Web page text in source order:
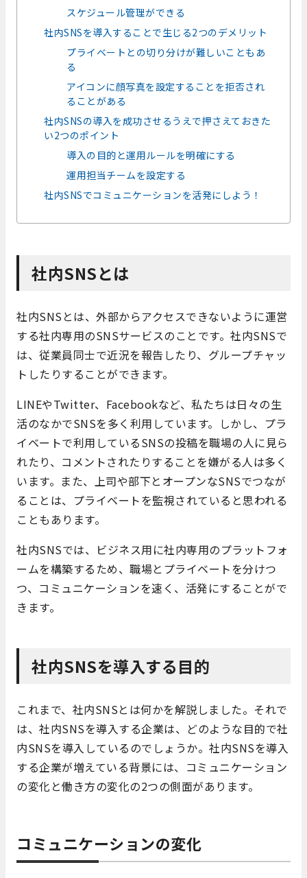
スケジュール管理ができる
社内SNSを導入することで生じる2つのデメリット
プライベートとの切り分けが難しいこともあ
る
アイコンに顔写真を設定することを拒否され
ることがある
社内SNSの導入を成功させるうえで押さえておきた
い2つのポイント
導入の目的と運用ルールを明確にする
運用担当チームを設定する
社内SNSでコミュニケーションを活発にしよう！
社内SNSとは
社内SNSとは、外部からアクセスできないように運営
する社内専用のSNSサービスのことです。社内SNSで
は、従業員同士で近況を報告したり、グループチャッ
トしたりすることができます。
LINEやTwitter、Facebookなど、私たちは日々の生
活のなかでSNSを多く利用しています。しかし、プラ
イベートで利用しているSNSの投稿を職場の人に見ら
れたり、コメントされたりすることを嫌がる人は多く
います。また、上司や部下とオープンなSNSでつなが
ることは、プライベートを監視されていると思われる
こともあります。
社内SNSでは、ビジネス用に社内専用のプラットフォ
ームを構築するため、職場とプライベートを分けつ
つ、コミュニケーションを速く、活発にすることがで
きます。
社内SNSを導入する目的
これまで、社内SNSとは何かを解説しました。それで
は、社内SNSを導入する企業は、どのような目的で社
内SNSを導入しているのでしょうか。社内SNSを導入
する企業が増えている背景には、コミュニケーション
の変化と働き方の変化の2つの側面があります。
コミュニケーションの変化